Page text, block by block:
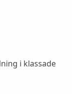
i klassade